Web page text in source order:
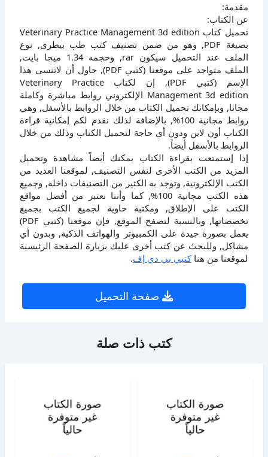
مقدمة:
عن الكتاب:
تحميل كتاب Veterinary Practice Management 3d edition
بصيغة PDF, وهو من ضمن تصنيف كتب طب بيطرى, نوع
الملف عند التحميل سيكون rar, وحجمه 1.34 ميجا بايت,
الملف متواجد على موقعنا (كتبي PDF), حاول أن لاتنسى هذا
الإسم (كتبي PDF), إن لكتاب Veterinary Practice
Management 3d edition الإلكتروني روابط مباشرة وكاملة
مجانا, وبإمكانك تحميل الكتاب من خلال الروابط بالأسفل, وهي
روابط مجانية 100%, بالإضافة لذلك نقدم لكم إمكانية قراءة
الكتاب أون لاين ودون أي حاجة لتحميل الكتاب وذلك من خلال
الروابط بالأسفل أيضاً.
إذا إستمتعت بقراءة الكتاب يمكنك أيضاً مشاهدة وتحميل
المزيد من الكتب الأخرى لنفس التصنيف, لموقعنا العديد من
الكتب الإلكترونية, وتوجد به الكثير من التصنيفات داخله, وجميع
هذه الكتب مجانية 100%, كما وأننا نعتبر من أفضل مواقع
الكتب على الإطلاق, ومكتبة حاوية لجميع الكتب بجميع
تخصصاتها, وبالنسبة لتصفح الموقع, فإن موقعنا (كتبي PDF)
يعمل بصورة جيدة على الكمبيوتر والهواتف الذكية, وبدون أي
مشاكل, وللبحث عن كتب أخرى عليك بزيارة الصفحة الرئيسية
لموقعنا من هناكتبي بي دي إف.
صفحة التحميل
كتب ذات صلة